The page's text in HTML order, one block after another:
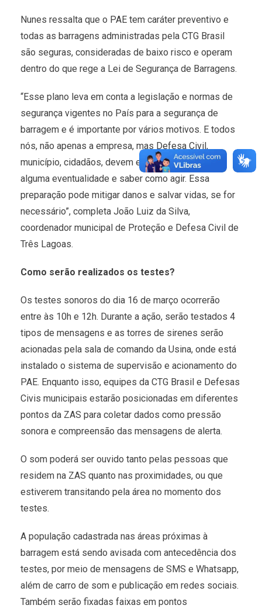
Nunes ressalta que o PAE tem caráter preventivo e
todas as barragens administradas pela CTG Brasil
são seguras, consideradas de baixo risco e operam
dentro do que rege a Lei de Segurança de Barragens.
“Esse plano leva em conta a legislação e normas de
segurança vigentes no País para a segurança de
barragem e é importante por vários motivos. E todos
nós, não apenas a empresa, mas Defesa Civil,
município, cidadãos, devem estar preparados para
alguma eventualidade e saber como agir. Essa
preparação pode mitigar danos e salvar vidas, se for
necessário”, completa João Luiz da Silva,
coordenador municipal de Proteção e Defesa Civil de
Três Lagoas.
Como serão realizados os testes?
Os testes sonoros do dia 16 de março ocorrerão
entre às 10h e 12h. Durante a ação, serão testados 4
tipos de mensagens e as torres de sirenes serão
acionadas pela sala de comando da Usina, onde está
instalado o sistema de supervisão e acionamento do
PAE. Enquanto isso, equipes da CTG Brasil e Defesas
Civis municipais estarão posicionadas em diferentes
pontos da ZAS para coletar dados como pressão
sonora e compreensão das mensagens de alerta.
O som poderá ser ouvido tanto pelas pessoas que
residem na ZAS quanto nas proximidades, ou que
estiverem transitando pela área no momento dos
testes.
A população cadastrada nas áreas próximas à
barragem está sendo avisada com antecedência dos
testes, por meio de mensagens de SMS e Whatsapp,
além de carro de som e publicação em redes sociais.
Também serão fixadas faixas em pontos